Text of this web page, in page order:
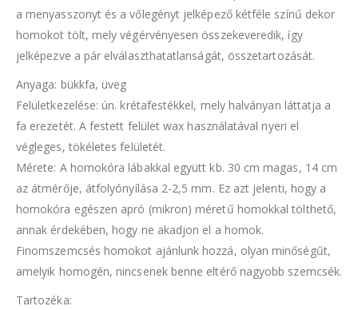
a menyasszonyt és a vőlegényt jelképező kétféle színű dekor
homokot tölt, mely végérvényesen összekeveredik, így
jelképezve a pár elválaszthatatlanságát, összetartozását.
Anyaga: bükkfa, üveg
Felületkezelése: ún. krétafestékkel, mely halványan láttatja a
fa erezetét. A festett felület wax használatával nyeri el
végleges, tökéletes felületét.
Mérete: A homokóra lábakkal együtt kb. 30 cm magas, 14 cm
az átmérője, átfolyónyílása 2-2,5 mm. Ez azt jelenti, hogy a
homokóra egészen apró (mikron) méretű homokkal tölthető,
annak érdekében, hogy ne akadjon el a homok.
Finomszemcsés homokot ajánlunk hozzá, olyan minőségűt,
amelyik homogén, nincsenek benne eltérő nagyobb szemcsék.
Tartozéka: